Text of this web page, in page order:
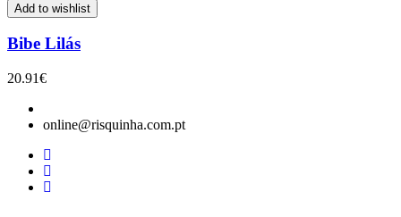
Add to wishlist
Bibe Lilás
20.91€
online@risquinha.com.pt